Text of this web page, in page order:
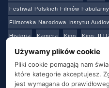
Festiwal Polskich Filmów
Filmoteka Narodowa Instytut
Historia Kamera Kino Kino:
Konkurs Netflix Online
Produkcja Produkcja: Polska
Telewizja Transmisja Video
Używamy plików cookie
Pliki cookie pomagają nam
które kategorie akceptujesz.
jest wymagana do